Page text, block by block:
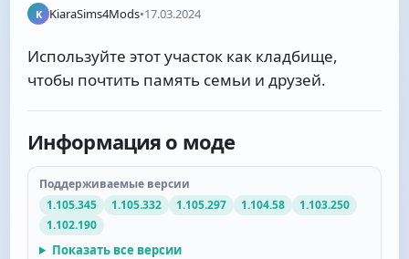
K KiaraSims4Mods•17.03.2024
Используйте этот участок как кладбище,
чтобы почтить память семьи и друзей.
Информация о моде
Поддерживаемые версии
1.105.345
1.105.332 1.105.297 1.104.58
1.103.250
1.102.190
Показать все версии